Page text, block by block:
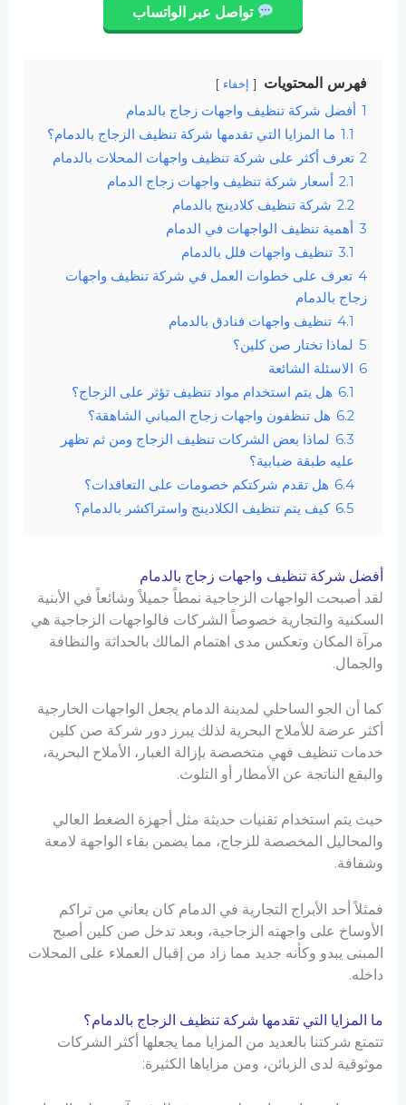
تواصل عبر الواتساب
فهرس المحتويات إخفاء
1 أفضل شركة تنظيف واجهات زجاج بالدمام
1.1 ما المزايا التي تقدمها شركة تنظيف الزجاج بالدمام؟
2 تعرف أكثر على شركة تنظيف واجهات المحلات بالدمام
2.1 أسعار شركة تنظيف واجهات زجاج الدمام
2.2 شركة تنظيف كلادينج بالدمام
3 أهمية تنظيف الواجهات في الدمام
3.1 تنظيف واجهات فلل بالدمام
4 تعرف على خطوات العمل في شركة تنظيف واجهات
زجاج بالدمام
4.1 تنظيف واجهات فنادق بالدمام
5 لماذا تختار صن كلين؟
6 الاسئلة الشائعة
6.1 هل يتم استخدام مواد تنظيف تؤثر على الزجاج؟
6.2 هل تنظفون واجهات زجاج المباني الشاهقة؟
6.3 لماذا بعض الشركات تنظيف الزجاج ومن ثم تظهر
عليه طبقة ضبابية؟
6.4 هل تقدم شركتكم خصومات على التعاقدات؟
6.5 كيف يتم تنظيف الكلادينج واستراكشر بالدمام؟
أفضل شركة تنظيف واجهات زجاج بالدمام
لقد أصبحت الواجهات الزجاجية نمطاً جميلاً وشائعاً في الأبنية
السكنية والتجارية خصوصاً الشركات فالواجهات الزجاجية هي
مرآة المكان وتعكس مدى اهتمام المالك بالحداثة والنظافة
والجمال.
كما أن الجو الساحلي لمدينة الدمام يجعل الواجهات الخارجية
أكثر عرضة للأملاح البحرية لذلك يبرز دور شركة صن كلين
خدمات تنظيف فهي متخصصة بإزالة الغبار، الأملاح البحرية،
والبقع الناتجة عن الأمطار أو التلوث.
حيث يتم استخدام تقنيات حديثة مثل أجهزة الضغط العالي
والمحاليل المخصصة للزجاج، مما يضمن بقاء الواجهة لامعة
وشفافة.
فمثلاً أحد الأبراج التجارية في الدمام كان يعاني من تراكم
الأوساخ على واجهته الزجاجية، وبعد تدخل صن كلين أصبح
المبنى يبدو وكأنه جديد مما زاد من إقبال العملاء على المحلات
داخله.
ما المزايا التي تقدمها شركة تنظيف الزجاج بالدمام؟
تتمتع شركتنا بالعديد من المزايا مما يجعلها أكثر الشركات
موثوقية لدى الزبائن، ومن مزاياها الكثيرة: